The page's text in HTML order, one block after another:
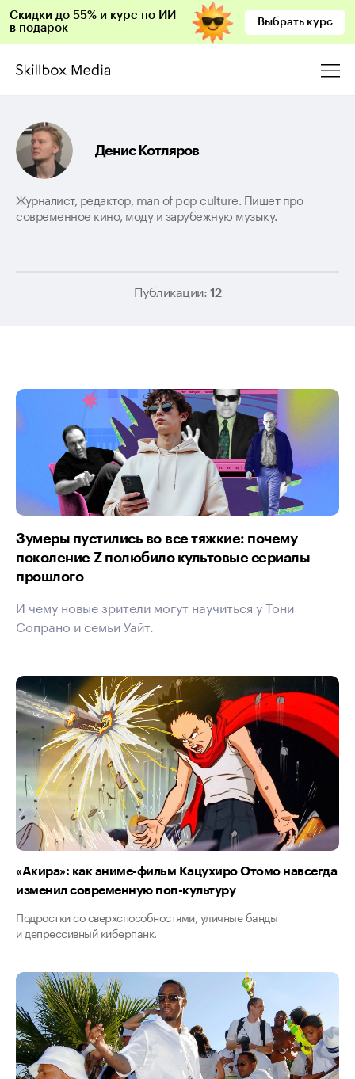
Скидки до 55% и курс по ИИ
в подарок
Выбрать курс
Денис Котляров
Журналист, редактор, man of pop culture. Пишет про
современное кино, моду и зарубежную музыку.
Публикации: 12
Зумеры пустились во все тяжкие: почему
поколение Z полюбило культовые сериалы
прошлого
И чему новые зрители могут научиться у Тони
Сопрано и семьи Уайт.
«Акира»: как аниме-фильм Кацухиро Отомо навсегда
изменил современную поп-культуру
Подростки со сверхспособностями, уличные банды
и депрессивный киберпанк.